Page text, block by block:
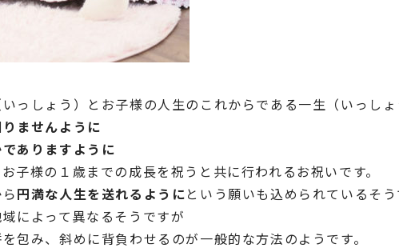
っしょう）とお子様の人生のこれからである一生（いっし
ませんように
ありますように
子様の１歳までの成長を祝うと共に行われるお祝いです。
円満な人生を送れるようにという願いも込められているそう
によって異なるそうですが
包み、斜めに背負わせるのが一般的な方法のようです。